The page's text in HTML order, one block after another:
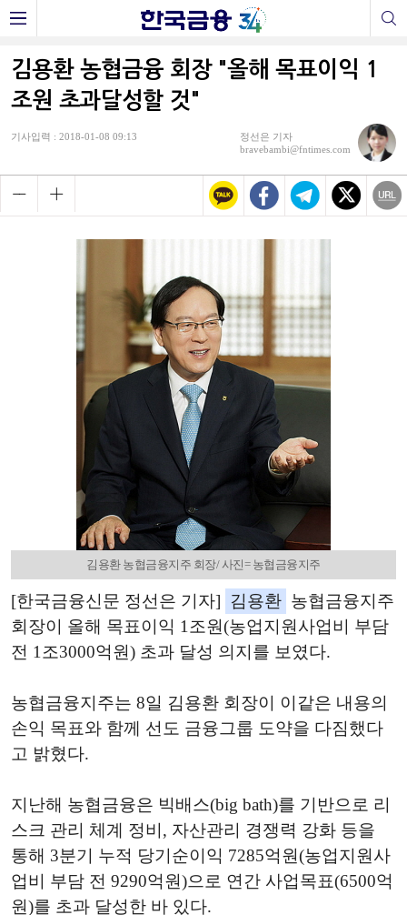
김용환 농협금융 회장 "올해 목표이익 1
조원 초과달성할 것"
기사입력 : 2018-01-08 09:13
정선은 기자
bravebambi@fntimes.com
김용환 농협금융지주 회장/ 사진= 농협금융지주
[한국금융신문 정선은 기자] 김용환 농협금융지주
회장이 올해 목표이익 1조원(농업지원사업비 부담
전 1조3000억원) 초과 달성 의지를 보였다.
농협금융지주는 8일 김용환 회장이 이같은 내용의
손익 목표와 함께 선도 금융그룹 도약을 다짐했다
고 밝혔다.
지난해 농협금융은 빅배스(big bath)를 기반으로 리
스크 관리 체계 정비, 자산관리 경쟁력 강화 등을
통해 3분기 누적 당기순이익 7285억원(농업지원사
업비 부담 전 9290억원)으로 연간 사업목표(6500억
원)를 초과 달성한 바 있다.